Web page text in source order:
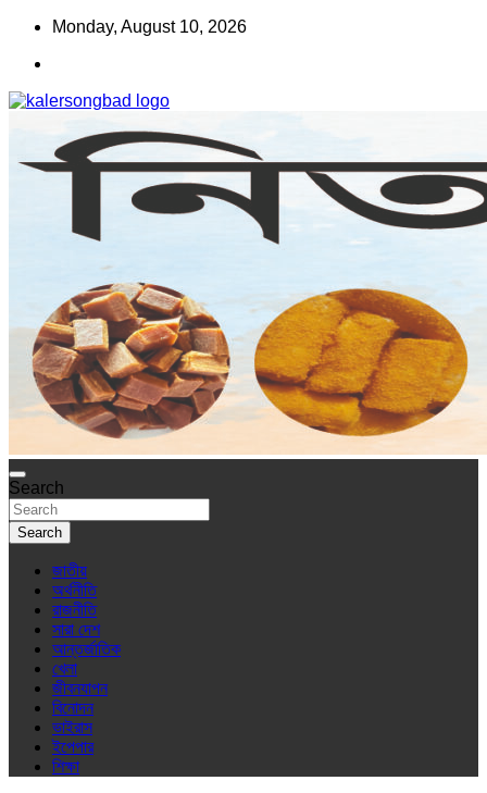
Skip
content
Monday, August 10, 2026
কালের সংবাদ
www.kalersongbad.com
Search
Search
জাতীয়
অর্থনীতি
রাজনীতি
সারা দেশ
আন্তর্জাতিক
খেলা
জীবনযাপন
বিনোদন
ভাইরাস
ইপেপার
শিক্ষা